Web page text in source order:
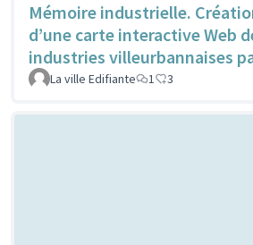
Mémoire industrielle.
d’une carte interactive Web
industries villeurbannaises
La ville Edifiante 1 3